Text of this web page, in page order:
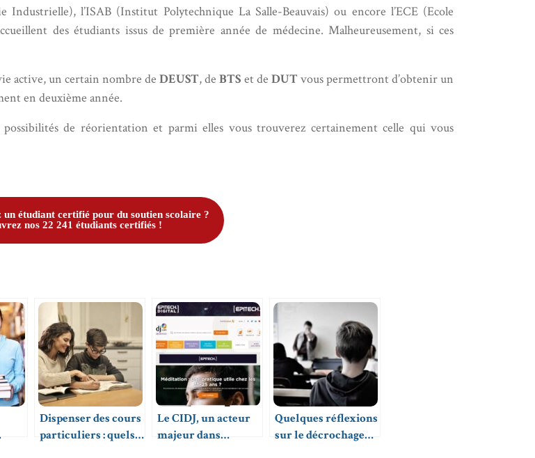
Industrielle), l’ISAB (Institut Polytechnique La Salle-Beauvais) ou encore l’ECE (Ecole
des étudiants issus de première année de médecine. Malheureusement, si ces
active, un certain nombre deDEUST, deBTS et de DUTvous permettront d’obtenir un
en deuxième année.
de réorientation et parmi elles vous trouverez certainement celle qui vous
un étudiant certifié pour du soutien scolaire ?
nos 22 241 étudiants certifiés !
Dispenser des cours
particuliers : quels
Le CIDJ, un acteur
majeur dans
Quelques réflexions
sur le décrochage